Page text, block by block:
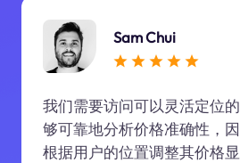
Sam Chui
我们需要访问可以灵活定位
够可靠地分析价格准确性，
根据用户的位置调整其价格